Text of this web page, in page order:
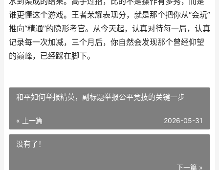
谁更懂这个游戏。王者荣耀表现分，就是那个把你从“会玩”
推向“精通”的隐形考官。从今天起，认真对待每一局，认真
记录每一次加减，三个月后，你自然会发现那个曾经仰望
的巅峰，已经踩在脚下。
和平如何举报精英，副标题举报公平竞技的关键一步
« 上一篇 2026-05-31
没有了！
下一篇 »